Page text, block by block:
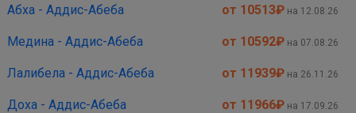
Абха - Аддис-Абеба от 10513₽ на 12.08.26
Медина - Аддис-Абеба от 10592₽ на 07.08.26
Лалибела - Аддис-Абеба от 11939₽ на 26.11.26
Доха - Аддис-Абеба от 11966₽ на 17.09.26